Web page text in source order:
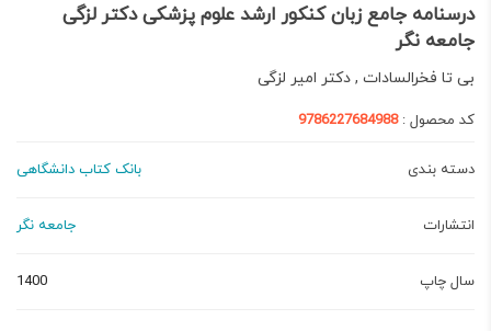
درسنامه جامع زبان کنکور ارشد علوم پزشکی دکتر لزگی
جامعه نگر
بی تا فخرالسادات , دکتر امیر لزگی
کد محصول :9786227684988
دسته بندی بانک کتاب دانشگاهی
انتشارات جامعه نگر
سال چاپ 1400